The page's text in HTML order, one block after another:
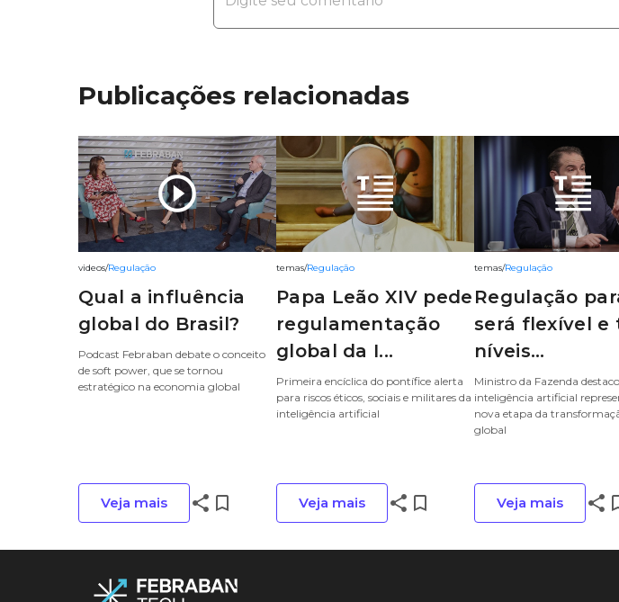
Publicações relacionadas
play_circle_outline
videos/Regulação
Qual a influência
global do Brasil?
Podcast Febraban debate o conceito
de soft power, que se tornou
estratégico na economia global
Veja mais share bookmark_border
temas/Regulação
Papa Leão XIV pede
regulamentação
global da I...
Primeira encíclica do pontífice alerta
para riscos éticos, sociais e militares da
inteligência artificial
Veja mais share bookmark_border
temas/Regulação
Regulação
será flexível e
níveis...
Ministro da Fazenda
inteligência artificial
nova etapa da
global
Veja mais share